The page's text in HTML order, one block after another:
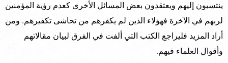
ينتسبون إليهم ويعتقدون بعض المسائل الأخرى كعدم رؤية المؤمنين
لربهم في الآخرة فهؤلاء الذين لم يكفرهم من تحاشى تكفيرهم. ومن
أراد المزيد فليراجع الكتب التي ألفت في الفرق لبيان مقالاتهم
وأقوال العلماء فيهم.